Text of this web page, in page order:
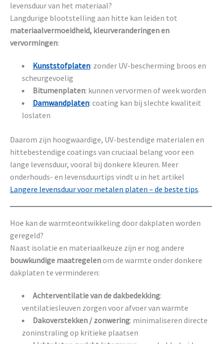
levensduur van het materiaal?
Langdurige blootstelling aan hitte kan leiden tot
materiaalvermoeidheid, kleurveranderingen en
vervormingen:
Kunststofplaten: zonder UV-bescherming broos en
scheurgevoelig
Bitumenplaten: kunnen vervormen of week worden
Damwandplaten: coating kan bij slechte kwaliteit
loslaten
Daarom zijn hoogwaardige, UV-bestendige materialen en
hittebestendige coatings van cruciaal belang voor een
lange levensduur, vooral bij donkere kleuren. Meer
onderhouds- en levensduurtips vindt u in het artikel
Langere levensduur voor metalen platen – de beste tips.
Hoe kan de warmteontwikkeling door dakplaten worden
geregeld?
Naast isolatie en materiaalkeuze zijn er nog andere
bouwkundige maatregelenom de warmte onder donkere
dakplaten te verminderen:
Achterventilatie van de dakbedekking:
ventilatiesleuven zorgen voor afvoer van warmte
Dakoverstekken / zonwering: minimaliseren directe
zoninstraling op kritieke plaatsen